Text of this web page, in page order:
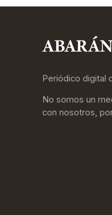
Periódico digital
No somos un
con nosotros,